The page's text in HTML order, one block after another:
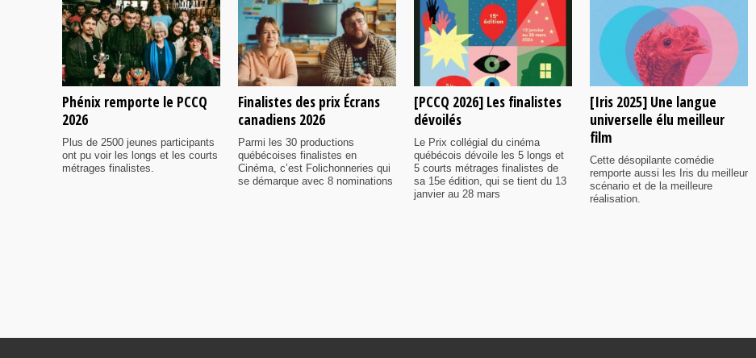
Phénix remporte le PCCQ
2026
Plus de 2500 jeunes participants
ont pu voir les longs et les courts
métrages finalistes.
Finalistes des prix Écrans
canadiens 2026
Parmi les 30 productions
québécoises finalistes en
Cinéma, c’est Folichonneries qui
se démarque avec 8 nominations
[PCCQ 2026] Les finalistes
dévoilés
Le Prix collégial du cinéma
québécois dévoile les 5 longs et
5 courts métrages finalistes de
sa 15e édition, qui se tient du 13
janvier au 28 mars
[Iris 2025] Une langue
universelle élu meilleur
film
Cette désopilante comédie
remporte aussi les Iris du meilleur
scénario et de la meilleure
réalisation.